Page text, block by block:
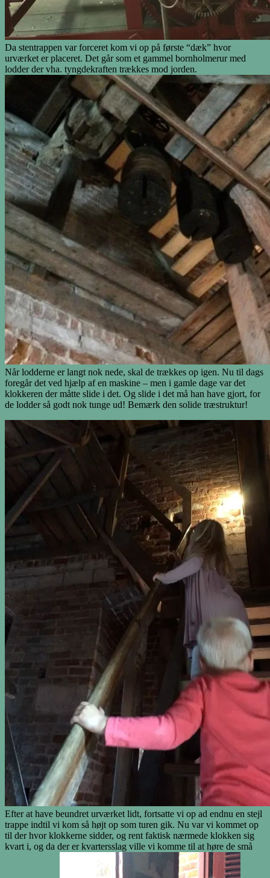
Da stentrappen var forceret kom vi op på første “dæk” hvor
urværket er placeret. Det går som et gammel bornholmerur med
lodder der vha. tyngdekraften trækkes mod jorden.
Når lodderne er langt nok nede, skal de trækkes op igen. Nu til dags
foregår det ved hjælp af en maskine – men i gamle dage var det
klokkeren der måtte slide i det. Og slide i det må han have gjort, for
de lodder så godt nok tunge ud! Bemærk den solide træstruktur!
Efter at have beundret urværket lidt, fortsatte vi op ad endnu en stejl
trappe indtil vi kom så højt op som turen gik. Nu var vi kommet op
til der hvor klokkerne sidder, og rent faktisk nærmede klokken sig
kvart i, og da der er kvartersslag ville vi komme til at høre de små